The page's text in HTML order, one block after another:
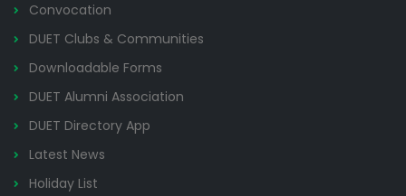
Convocation
DUET Clubs & Communities
Downloadable Forms
DUET Alumni Association
DUET Directory App
Latest News
Holiday List